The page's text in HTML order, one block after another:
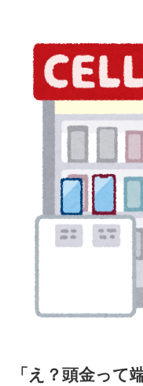
「え？頭金って